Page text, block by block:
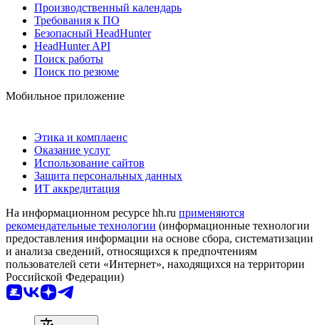
Производственный календарь
Требования к ПО
Безопасный HeadHunter
HeadHunter API
Поиск работы
Поиск по резюме
Мобильное приложение
Этика и комплаенс
Оказание услуг
Использование сайтов
Защита персональных данных
ИТ аккредитация
На информационном ресурсе hh.ru применяются
рекомендательные технологии (информационные технологии
предоставления информации на основе сбора, систематизации
и анализа сведений, относящихся к предпочтениям
пользователей сети «Интернет», находящихся на территории
Российской Федерации)